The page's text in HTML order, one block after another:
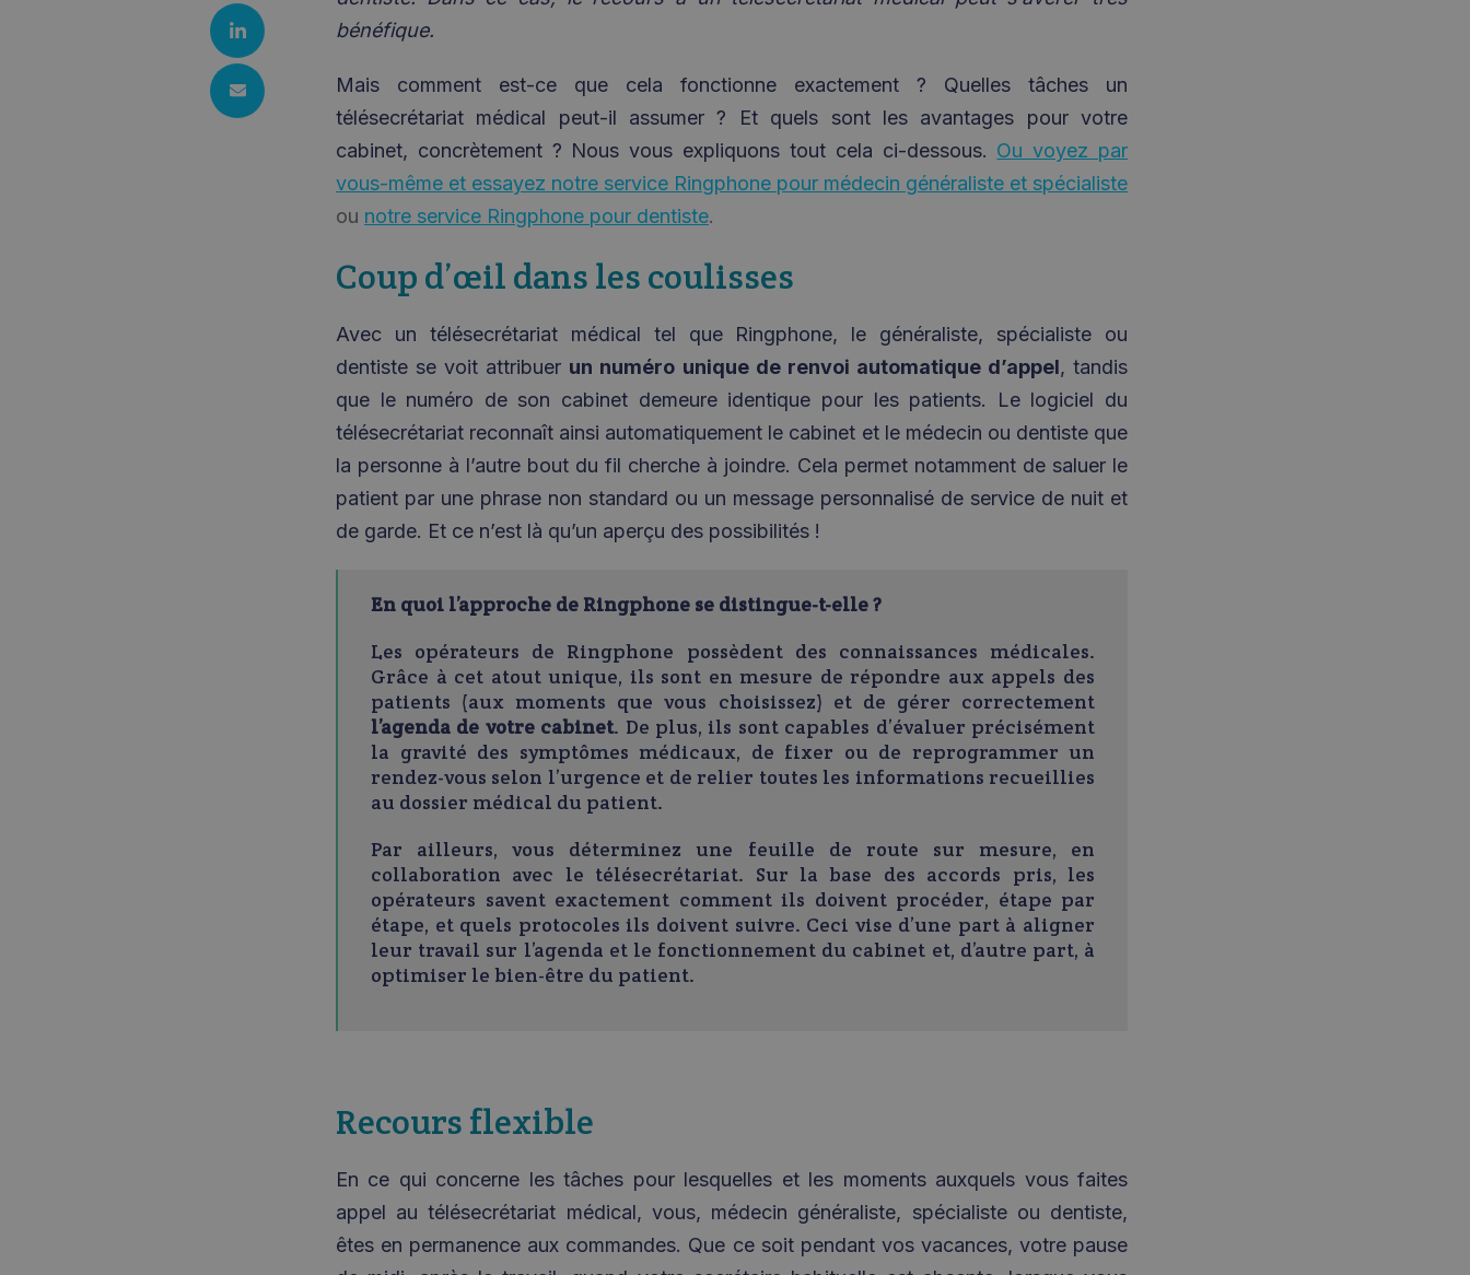
bénéfique.
Mais comment est-ce que cela fonctionne exactement ? Quelles tâches un
télésecrétariat médical peut-il assumer ? Et quels sont les avantages pour votre
cabinet, concrètement ? Nous vous expliquons tout cela ci-dessous. Ou voyez par
vous-même et essayez notre service Ringphone pour médecin généraliste et spécialiste
ou notre service Ringphone pour dentiste.
Coup d’œil dans les coulisses
Avec un télésecrétariat médical tel que Ringphone, le généraliste, spécialiste ou
dentiste se voit attribuer un numéro unique de renvoi automatique d’appel, tandis
que le numéro de son cabinet demeure identique pour les patients. Le logiciel du
télésecrétariat reconnaît ainsi automatiquement le cabinet et le médecin ou dentiste que
la personne à l’autre bout du fil cherche à joindre. Cela permet notamment de saluer le
patient par une phrase non standard ou un message personnalisé de service de nuit et
de garde. Et ce n’est là qu’un aperçu des possibilités !
En quoi l’approche de Ringphone se distingue-t-elle ?
Les opérateurs de Ringphone possèdent des connaissances médicales.
Grâce à cet atout unique, ils sont en mesure de répondre aux appels des
patients (aux moments que vous choisissez) et de gérer correctement
l’agenda de votre cabinet. De plus, ils sont capables d’évaluer précisément
la gravité des symptômes médicaux, de fixer ou de reprogrammer un
rendez-vous selon l’urgence et de relier toutes les informations recueillies
au dossier médical du patient.
Par ailleurs, vous déterminez une feuille de route sur mesure, en
collaboration avec le télésecrétariat. Sur la base des accords pris, les
opérateurs savent exactement comment ils doivent procéder, étape par
étape, et quels protocoles ils doivent suivre. Ceci vise d’une part à aligner
leur travail sur l’agenda et le fonctionnement du cabinet et, d’autre part, à
optimiser le bien-être du patient.
Recours flexible
En ce qui concerne les tâches pour lesquelles et les moments auxquels vous faites
appel au télésecrétariat médical, vous, médecin généraliste, spécialiste ou dentiste,
êtes en permanence aux commandes. Que ce soit pendant vos vacances, votre pause